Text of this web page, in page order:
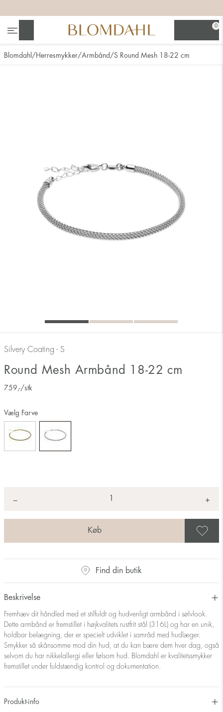
0
Blomdahl Herresmykker Armbånd S Round Mesh 18-22 cm
Silvery Coating - S
Round Mesh Armbånd 18-22 cm
759 ,-/stk
Vælg Farve
− +
Find din butik
Beskrivelse
Fremhæv dit håndled med et stilfuldt og hudvenligt armbånd i sølvlook.
Dette armbånd er fremstillet i højkvalitets rustfrit stål (316L) og har en unik,
holdbar belægning, der er specielt udviklet i samråd med hudlæger.
Smykker så skånsomme mod din hud, at du kan bære dem hver dag, også
selvom du har nikkelallergi eller følsom hud. Blomdahl er kvalitetssmykker
fremstillet under fuldstændig kontrol og dokumentation.
Produkt-info